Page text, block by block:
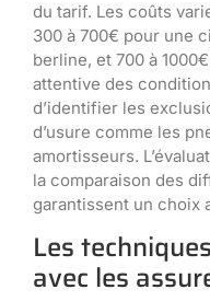
du tarif. Les coûts
300 à 700€ pour une
berline, et 700 à
attentive des
d’identifier les
d’usure comme les
amortisseurs.
la comparaison des
garantissent un choix
Les
avec les